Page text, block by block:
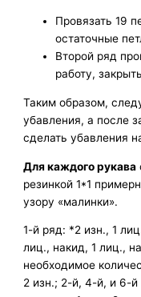
Провязать 19
остаточные
Второй ряд
работу,
Таким образом,
убавления, а после
сделать убавления
Для каждого рукава
резинкой 1*1
узору «малинки».
1-й ряд: *2 изн., 1
лиц., накид, 1 лиц.,
необходимое
2 изн.; 2-й, 4-й, и 6-